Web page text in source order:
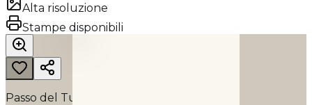
Alta risoluzione
Stampe disponibili
Passo del Turchino